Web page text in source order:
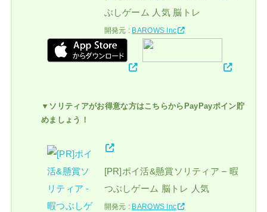
ぶしゲーム 人気 脳トレ
開発元 : BAROWS Inc
▼ソリティアがお得意な方はこちらからPayPayポイン貯
めましょう！
[PR]ポイ活&懸賞ソリティア – 暇
つぶしゲーム 脳トレ 人気
開発元 : BAROWS Inc